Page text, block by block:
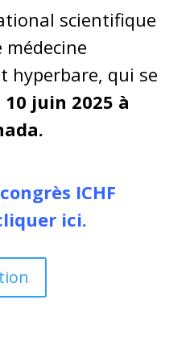
scientifique
hyperbare, qui se
10 juin 2025 à
ICHF
ici.